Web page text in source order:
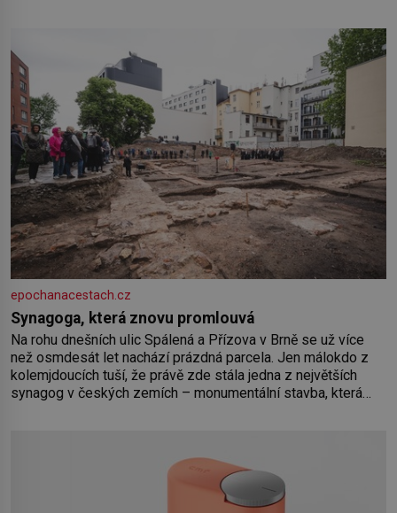
epochanacestach.cz
Synagoga, která znovu promlouvá
Na rohu dnešních ulic Spálená a Přízova v Brně se už více
než osmdesát let nachází prázdná parcela. Jen málokdo z
kolemjdoucích tuší, že právě zde stála jedna z největších
synagog v českých zemích – monumentální stavba, která